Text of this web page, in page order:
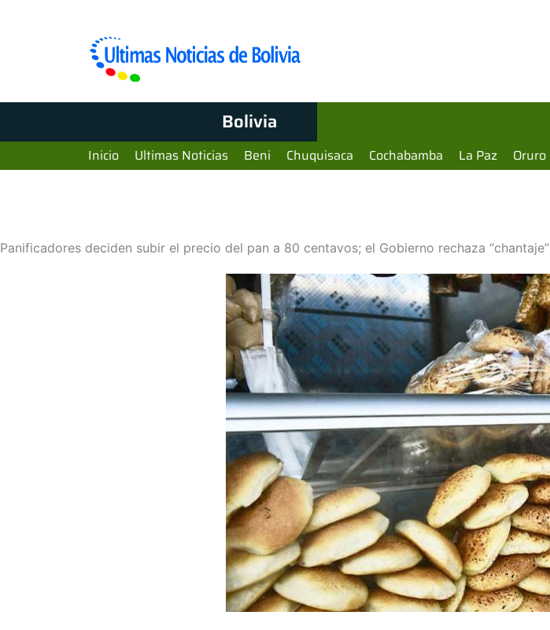
Bolivia
Inicio Ultimas Noticias Beni Chuquisaca Cochabamba La Paz Oruro
Panificadores deciden subir el precio del pan a 80 centavos; el Gobierno rechaza “chantaje”